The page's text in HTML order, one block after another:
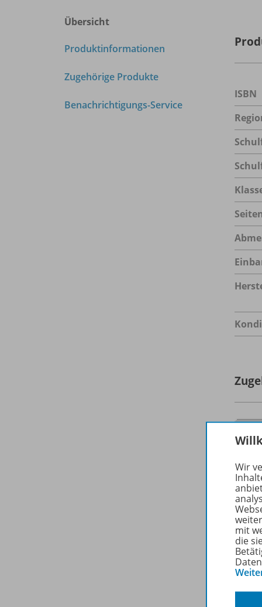
Übersicht
Produktinformationen
Zugehörige Produkte
Benachrichtigungs-Service
ISBN
Wir
mit
die